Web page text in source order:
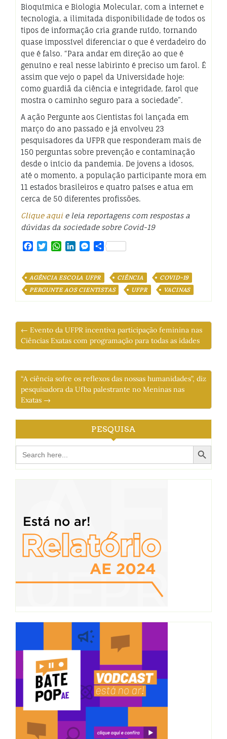
Bioquímica e Biologia Molecular, com a internet e
tecnologia, a ilimitada disponibilidade de todos os
tipos de informação cria grande ruído, tornando
quase impossível diferenciar o que é verdadeiro do
que é falso. “Para andar em direção ao que é
genuíno e real nesse labirinto é preciso um farol. É
assim que vejo o papel da Universidade hoje:
como guardiã da ciência e integridade, farol que
mostra o caminho seguro para a sociedade”.
A ação Pergunte aos Cientistas foi lançada em
março do ano passado e já envolveu 23
pesquisadores da UFPR que responderam mais de
150 perguntas sobre prevenção e contaminação
desde o início da pandemia. De jovens a idosos,
até o momento, a população participante mora em
11 estados brasileiros e quatro países e atua em
cerca de 50 diferentes profissões.
Clique aquie leia reportagens com respostas a
dúvidas da sociedade sobre Covid-19
Facebook
TwitterWhatsApp
LinkedInMessenger
Share
AGÊNCIA ESCOLA UFPR CIÊNCIA
COVID-19
PERGUNTE AOS CIENTISTAS
UFPR VACINAS
← Evento da UFPR incentiva participação feminina nas
Ciências Exatas com programação para todas as idades
“A ciência sofre os reflexos das nossas humanidades”, diz
pesquisadora da Ufba palestrante no Meninas nas
Exatas →
PESQUISA
Search
for:
Search Button